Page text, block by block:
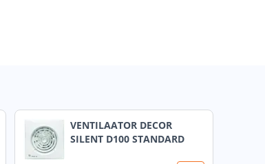
VENTILAATOR DECOR
SILENT D100 STANDARD